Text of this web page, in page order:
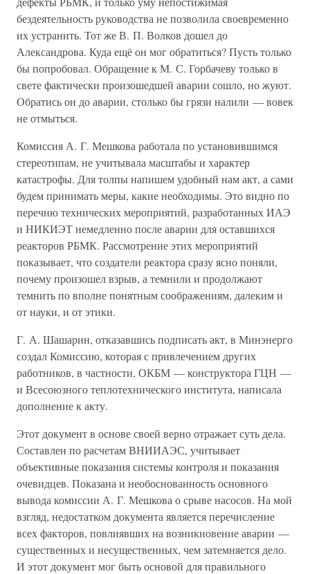
бездеятельность руководства не позволила своевременно
их устранить. Тот же В. П. Волков дошел до
Александрова. Куда ещё он мог обратиться? Пусть только
бы попробовал. Обращение к М. С. Горбачеву только в
свете фактически произошедшей аварии сошло, но жуют.
Обратись он до аварии, столько бы грязи налили — вовек
не отмыться.
Комиссия А. Г. Мешкова работала по установившимся
стереотипам, не учитывала масштабы и характер
катастрофы. Для толпы напишем удобный нам акт, а сами
будем принимать меры, какие необходимы. Это видно по
перечню технических мероприятий, разработанных ИАЭ
и НИКИЭТ немедленно после аварии для оставшихся
реакторов РБМК. Рассмотрение этих мероприятий
показывает, что создатели реактора сразу ясно поняли,
почему произошел взрыв, а темнили и продолжают
темнить по вполне понятным соображениям, далеким и
от науки, и от этики.
Г. А. Шашарин, отказавшись подписать акт, в Минэнерго
создал Комиссию, которая с привлечением других
работников, в частности, ОКБМ — конструктора ГЦН —
и Всесоюзного теплотехнического института, написала
дополнение к акту.
Этот документ в основе своей верно отражает суть дела.
Составлен по расчетам ВНИИАЭС, учитывает
объективные показания системы контроля и показания
очевидцев. Показана и необоснованность основного
вывода комиссии А. Г. Мешкова о срыве насосов. На мой
взгляд, недостатком документа является перечисление
всех факторов, повлиявших на возникновение аварии —
существенных и несущественных, чем затемняется дело.
И этот документ мог быть основой для правильного